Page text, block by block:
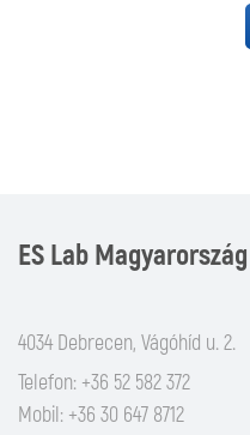
ES Lab
4034 Debrecen, Vágóhíd u. 2.
Telefon: +36 52 582 372
Mobil: +36 30 647 8712